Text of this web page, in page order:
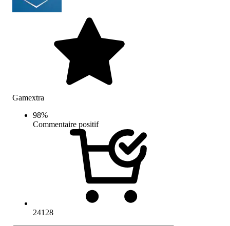
Gamextra
98%
Commentaire positif
24128